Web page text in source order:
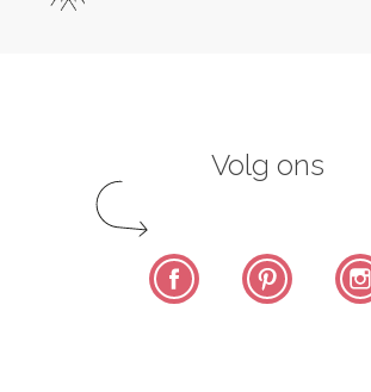
Volg ons
Facebook Pinterest